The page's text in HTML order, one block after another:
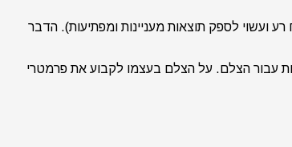
ועשוי לספק תוצאות מעניינות ומפתיעות). הדבר
עבור הצלם. על הצלם בעצמו לקבוע את פרמטרי